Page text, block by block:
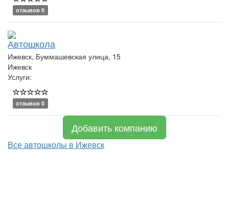
отзывов 0
Автошкола
Ижевск, Буммашевская улица, 15
Ижевск
Услуги:
отзывов 0
Добавить компанию
Все автошколы в Ижевск